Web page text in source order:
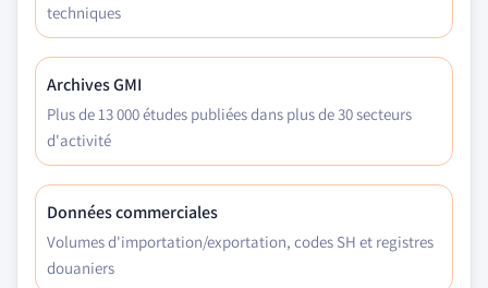
techniques
Archives GMI
Plus de 13 000 études publiées dans plus de 30 secteurs
d'activité
Données commerciales
Volumes d'importation/exportation, codes SH et registres
douaniers